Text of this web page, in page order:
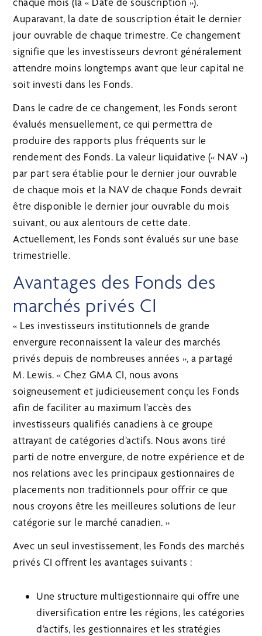
Auparavant, la date de souscription était le dernier
jour ouvrable de chaque trimestre. Ce changement
signifie que les investisseurs devront généralement
attendre moins longtemps avant que leur capital ne
soit investi dans les Fonds.
Dans le cadre de ce changement, les Fonds seront
évalués mensuellement, ce qui permettra de
produire des rapports plus fréquents sur le
rendement des Fonds. La valeur liquidative (« NAV »)
par part sera établie pour le dernier jour ouvrable
de chaque mois et la NAV de chaque Fonds devrait
être disponible le dernier jour ouvrable du mois
suivant, ou aux alentours de cette date.
Actuellement, les Fonds sont évalués sur une base
trimestrielle.
Avantages des Fonds des
marchés privés CI
« Les investisseurs institutionnels de grande
envergure reconnaissent la valeur des marchés
privés depuis de nombreuses années », a partagé
M. Lewis. « Chez GMA CI, nous avons
soigneusement et judicieusement conçu les Fonds
afin de faciliter au maximum l’accès des
investisseurs qualifiés canadiens à ce groupe
attrayant de catégories d’actifs. Nous avons tiré
parti de notre envergure, de notre expérience et de
nos relations avec les principaux gestionnaires de
placements non traditionnels pour offrir ce que
nous croyons être les meilleures solutions de leur
catégorie sur le marché canadien. »
Avec un seul investissement, les Fonds des marchés
privés CI offrent les avantages suivants :
Une structure multigestionnaire qui offre une
diversification entre les régions, les catégories
d’actifs, les gestionnaires et les stratégies